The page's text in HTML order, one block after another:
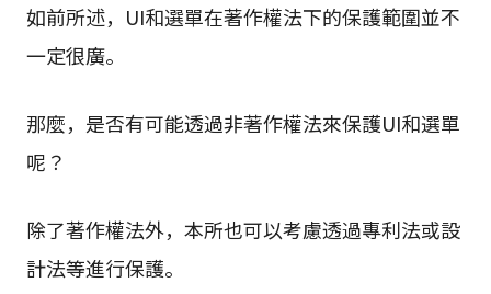
如前所述，UI和選單在著作權法下的保護範圍並不
一定很廣。
那麼，是否有可能透過非著作權法來保護UI和選單
呢？
除了著作權法外，本所也可以考慮透過專利法或設
計法等進行保護。